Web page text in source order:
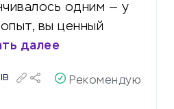
одним — у
вы ценный
далее
Рекомендую